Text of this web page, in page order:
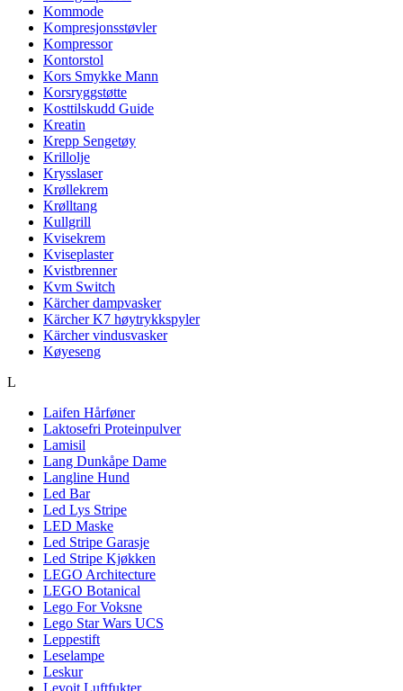
Kommode
Kompresjonsstøvler
Kompressor
Kontorstol
Kors Smykke Mann
Korsryggstøtte
Kosttilskudd Guide
Kreatin
Krepp Sengetøy
Krillolje
Krysslaser
Krøllekrem
Krølltang
Kullgrill
Kvisekrem
Kviseplaster
Kvistbrenner
Kvm Switch
Kärcher dampvasker
Kärcher K7 høytrykkspyler
Kärcher vindusvasker
Køyeseng
L
Laifen Hårføner
Laktosefri Proteinpulver
Lamisil
Lang Dunkåpe Dame
Langline Hund
Led Bar
Led Lys Stripe
LED Maske
Led Stripe Garasje
Led Stripe Kjøkken
LEGO Architecture
LEGO Botanical
Lego For Voksne
Lego Star Wars UCS
Leppestift
Leselampe
Leskur
Levoit Luftfukter